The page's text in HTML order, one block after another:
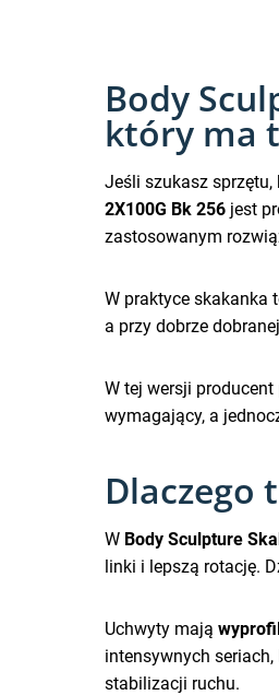
Body
który ma
Jeśli szukasz
2X100G Bk 256 jest
zastosowanym
W praktyce skakanka
a przy dobrze
W tej wersji
wymagający, a
Dlaczego
W Body Sculpture
linki i lepszą rotację.
Uchwyty mają
intensywnych
stabilizacji ruchu.